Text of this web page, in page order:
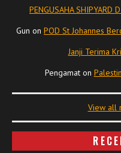
PENGUSAHA SHIPYARD
Gun on POD St Johannes
Janji Terima
Pengamaton
View all